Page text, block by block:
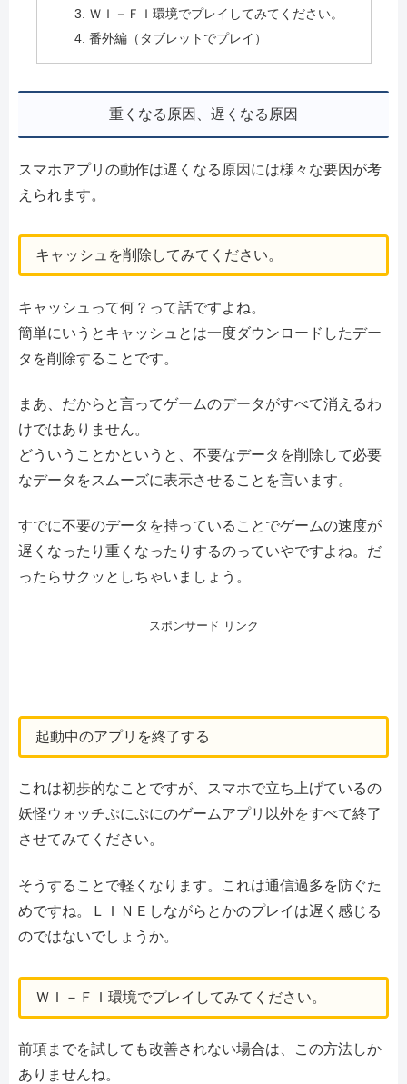
ＷＩ－ＦＩ環境でプレイしてみてください。
番外編（タブレットでプレイ）
重くなる原因、遅くなる原因
スマホアプリの動作は遅くなる原因には様々な要因が考
えられます。
キャッシュを削除してみてください。
キャッシュって何？って話ですよね。
簡単にいうとキャッシュとは一度ダウンロードしたデー
タを削除することです。
まあ、だからと言ってゲームのデータがすべて消えるわ
けではありません。
どういうことかというと、不要なデータを削除して必要
なデータをスムーズに表示させることを言います。
すでに不要のデータを持っていることでゲームの速度が
遅くなったり重くなったりするのっていやですよね。だ
ったらサクッとしちゃいましょう。
スポンサード リンク
起動中のアプリを終了する
これは初歩的なことですが、スマホで立ち上げているの
妖怪ウォッチぷにぷにのゲームアプリ以外をすべて終了
させてみてください。
そうすることで軽くなります。これは通信過多を防ぐた
めですね。ＬＩＮＥしながらとかのプレイは遅く感じる
のではないでしょうか。
ＷＩ－ＦＩ環境でプレイしてみてください。
前項までを試しても改善されない場合は、この方法しか
ありませんね。